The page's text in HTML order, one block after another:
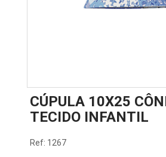
CÚPULA 10X25
TECIDO INFANTIL
Ref: 1267